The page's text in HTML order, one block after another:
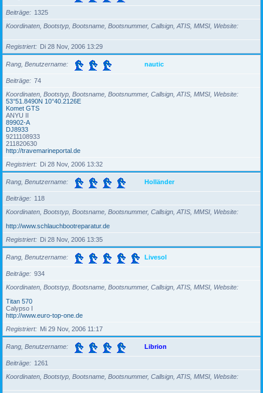
Beiträge
1325
Koordinaten, Bootstyp, Bootsname, Bootsnummer, Callsign, ATIS, MMSI, Website
Registriert Di 28 Nov, 2006 13:29
Rang, Benutzername nautic
Beiträge
74
Koordinaten, Bootstyp, Bootsname, Bootsnummer, Callsign, ATIS, MMSI, Website
53°51.8490N 10°40.2126E
Komet GTS
ANYU II
89902-A
DJ8933
9211108933
211820630
http://travemarineportal.de
Registriert
Di 28 Nov, 2006 13:32
Rang, Benutzername Holländer
Beiträge
118
Koordinaten, Bootstyp, Bootsname, Bootsnummer, Callsign, ATIS, MMSI, Website
http://www.schlauchbootreparatur.de
Registriert
Di 28 Nov, 2006 13:35
Rang, Benutzername Livesol
Beiträge
934
Koordinaten, Bootstyp, Bootsname, Bootsnummer, Callsign, ATIS, MMSI, Website
Titan 570
Calypso I
http://www.euro-top-one.de
Registriert
Mi 29 Nov, 2006 11:17
Rang, Benutzername Librion
Beiträge
1261
Koordinaten, Bootstyp, Bootsname, Bootsnummer, Callsign, ATIS, MMSI, Website